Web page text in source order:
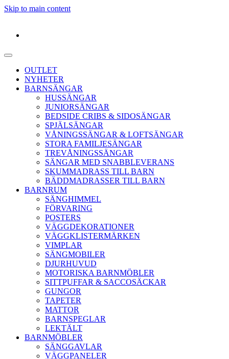
Skip to main content
OUTLET
NYHETER
BARNSÄNGAR
HUSSÄNGAR
JUNIORSÄNGAR
BEDSIDE CRIBS & SIDOSÄNGAR
SPJÄLSÄNGAR
VÅNINGSSÄNGAR & LOFTSÄNGAR
STORA FAMILJESÄNGAR
TREVÅNINGSSÄNGAR
SÄNGAR MED SNABBLEVERANS
SKUMMADRASS TILL BARN
BÄDDMADRASSER TILL BARN
BARNRUM
SÄNGHIMMEL
FÖRVARING
POSTERS
VÄGGDEKORATIONER
VÄGGKLISTERMÄRKEN
VIMPLAR
SÄNGMOBILER
DJURHUVUD
MOTORISKA BARNMÖBLER
SITTPUFFAR & SACCOSÄCKAR
GUNGOR
TAPETER
MATTOR
BARNSPEGLAR
LEKTÄLT
BARNMÖBLER
SÄNGGAVLAR
VÄGGPANELER